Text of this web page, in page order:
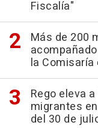
Fiscalía"
Más de 200
la
Rego eleva
migrantes
del 30 de